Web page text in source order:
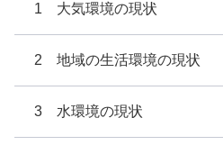
1 大気環境の現状
2 地域の生活環境の現状
3 水環境の現状